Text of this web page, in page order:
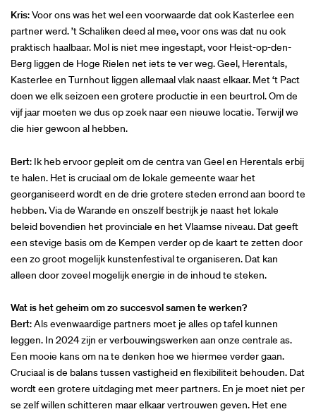
Kris: Voor ons was het wel een voorwaarde dat ook Kasterlee een
partner werd. ’t Schaliken deed al mee, voor ons was dat nu ook
praktisch haalbaar. Mol is niet mee ingestapt, voor Heist-op-den-
Berg liggen de Hoge Rielen net iets te ver weg. Geel, Herentals,
Kasterlee en Turnhout liggen allemaal vlak naast elkaar. Met ‘t Pact
doen we elk seizoen een grotere productie in een beurtrol. Om de
vijf jaar moeten we dus op zoek naar een nieuwe locatie. Terwijl we
die hier gewoon al hebben.
Bert: Ik heb ervoor gepleit om de centra van Geel en Herentals erbij
te halen. Het is cruciaal om de lokale gemeente waar het
georganiseerd wordt en de drie grotere steden errond aan boord te
hebben. Via de Warande en onszelf bestrijk je naast het lokale
beleid bovendien het provinciale en het Vlaamse niveau. Dat geeft
een stevige basis om de Kempen verder op de kaart te zetten door
een zo groot mogelijk kunstenfestival te organiseren. Dat kan
alleen door zoveel mogelijk energie in de inhoud te steken.
Wat is het geheim om zo succesvol samen te werken?
Bert: Als evenwaardige partners moet je alles op tafel kunnen
leggen. In 2024 zijn er verbouwingswerken aan onze centrale as.
Een mooie kans om na te denken hoe we hiermee verder gaan.
Cruciaal is de balans tussen vastigheid en flexibiliteit behouden. Dat
wordt een grotere uitdaging met meer partners. En je moet niet per
se zelf willen schitteren maar elkaar vertrouwen geven. Het ene